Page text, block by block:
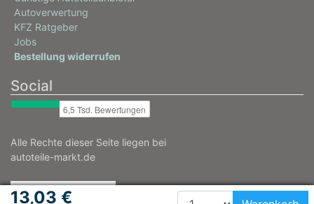
13,03 €
Autoverwertung
KFZ Ratgeber
Jobs
Bestellung widerrufen
Social
Alle Rechte dieser Seite liegen bei
autoteile-markt.de